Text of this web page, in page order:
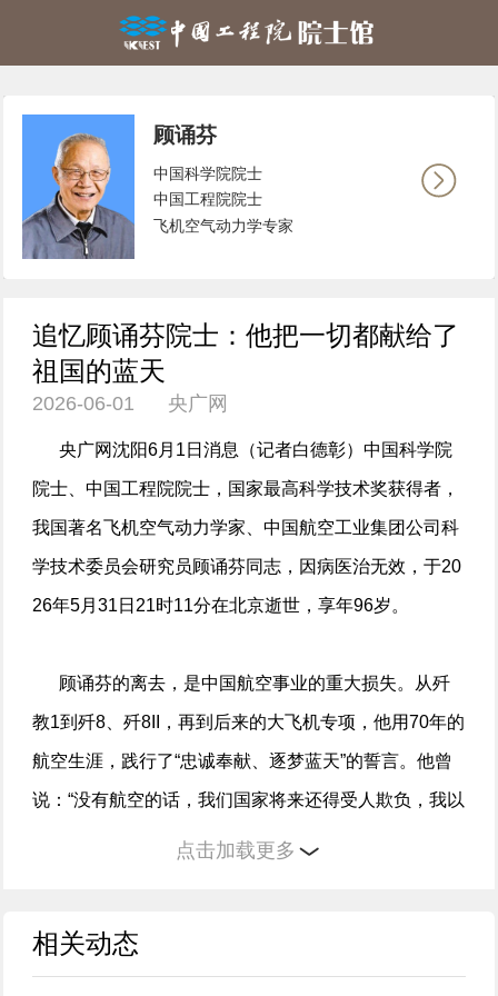
顾诵芬
中国科学院院士
中国工程院院士
飞机空气动力学专家
追忆顾诵芬院士：他把一切都献给了
祖国的蓝天
2026-06-01 央广网
央广网沈阳6月1日消息（记者白德彰）中国科学院
院士、中国工程院院士，国家最高科学技术奖获得者，
我国著名飞机空气动力学家、中国航空工业集团公司科
学技术委员会研究员顾诵芬同志，因病医治无效，于20
26年5月31日21时11分在北京逝世，享年96岁。
顾诵芬的离去，是中国航空事业的重大损失。从歼
教1到歼8、歼8II，再到后来的大飞机专项，他用70年的
航空生涯，践行了“忠诚奉献、逐梦蓝天”的誓言。他曾
说：“没有航空的话，我们国家将来还得受人欺负，我以
后想造飞机。”这颗在战火中萌发的种子，最终长成了庇
点击加载更多
相关动态